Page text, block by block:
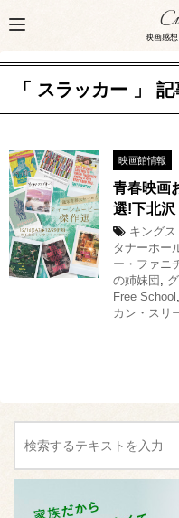
映画感
「 スラッカー 」
映画館情報
青春映画
選!下北沢
キング
タナーホー
ー・ファニ
の姉妹団 ,
Free School ,
カン・スリ